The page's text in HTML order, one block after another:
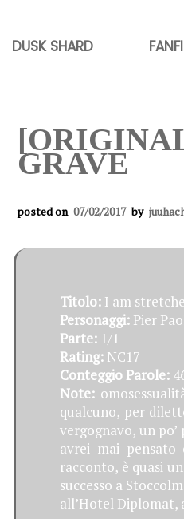
DUSK SHARD
GRAVE
posted on 07/02/2017 by
Titolo: I am
Personaggi: Pier
Parte: 1/1
Rating: NC17
Conteggio Parole:
Note:
qualcuno, per
vergognavo, un
avrei mai
racconto, è quasi
successo a
all’Hotel Diplomat,